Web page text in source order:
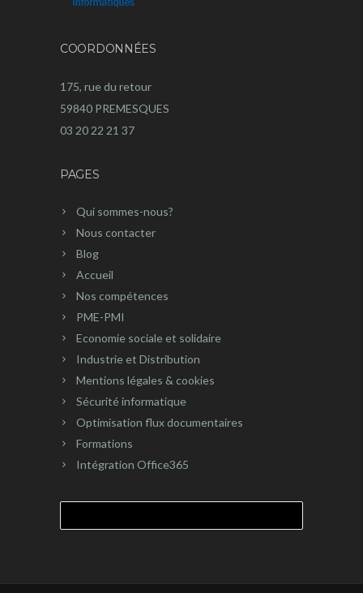
COORDONNÉES
175, rue du retour
59840 PREMESQUES
03 20 22 21 37
PAGES
Qui sommes-nous?
Nous contacter
Blog
Accueil
Nos compétences
PME-PMI
Economie sociale et solidaire
Industrie et Distribution
Mentions légales & cookies
Sécurité informatique
Optimisation flux documentaires
Formations
Intégration Office365